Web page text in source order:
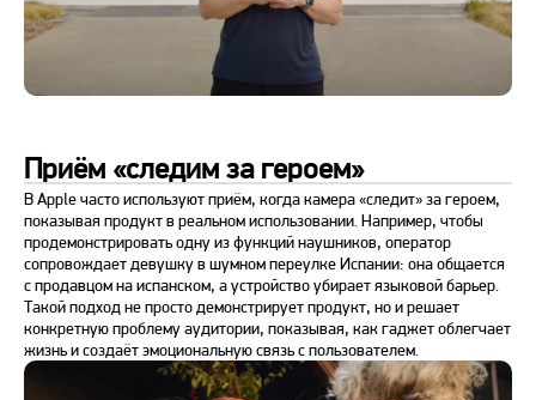
Приём «следим за героем»
В Apple часто используют приём, когда камера «следит» за героем,
показывая продукт в реальном использовании. Например, чтобы
продемонстрировать одну из функций наушников, оператор
сопровождает девушку в шумном переулке Испании: она общается
с продавцом на испанском, а устройство убирает языковой барьер.
Такой подход не просто демонстрирует продукт, но и решает
конкретную проблему аудитории, показывая, как гаджет облегчает
жизнь и создаёт эмоциональную связь с пользователем.